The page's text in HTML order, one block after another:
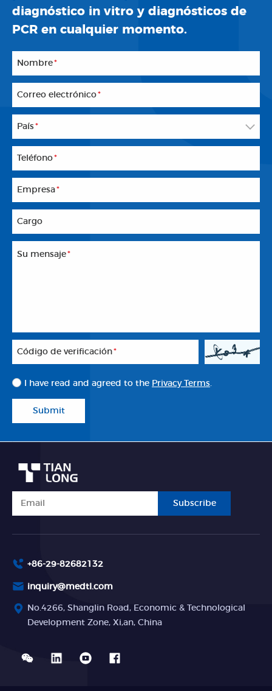
diagnóstico in vitro y diagnósticos de
PCR en cualquier momento.
Nombre*
Correo electrónico*
País *
Teléfono*
Empresa*
Cargo
Su mensaje*
Código de verificación*
I have read and agreed to the Privacy Terms.
Submit
Subscribe
+86-29-82682132
inquiry@medtl.com
No.4266, Shanglin Road, Economic & Technological
Development Zone, Xi,an, China